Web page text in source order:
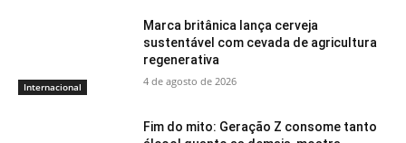
Internacional
Marca britânica lança cerveja
sustentável com cevada de agricultura
regenerativa
4 de agosto de 2026
Fim do mito: Geração Z consome tanto